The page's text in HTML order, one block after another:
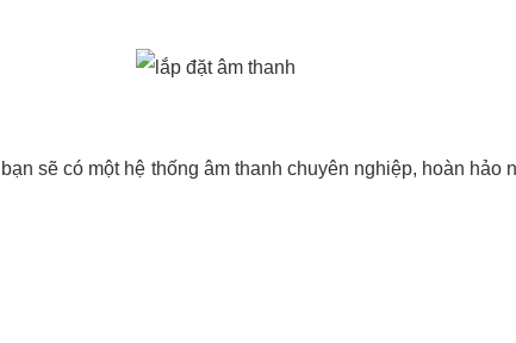
sẽ có một hệ thống âm thanh chuyên nghiệp, hoàn hảo